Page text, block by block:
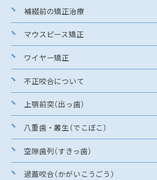
補綴前の矯正治療
マウスピース矯正
ワイヤー矯正
不正咬合について
上顎前突（出っ歯）
八重歯・叢生（でこぼこ）
空隙歯列（すきっ歯）
過蓋咬合（かがいこうごう）